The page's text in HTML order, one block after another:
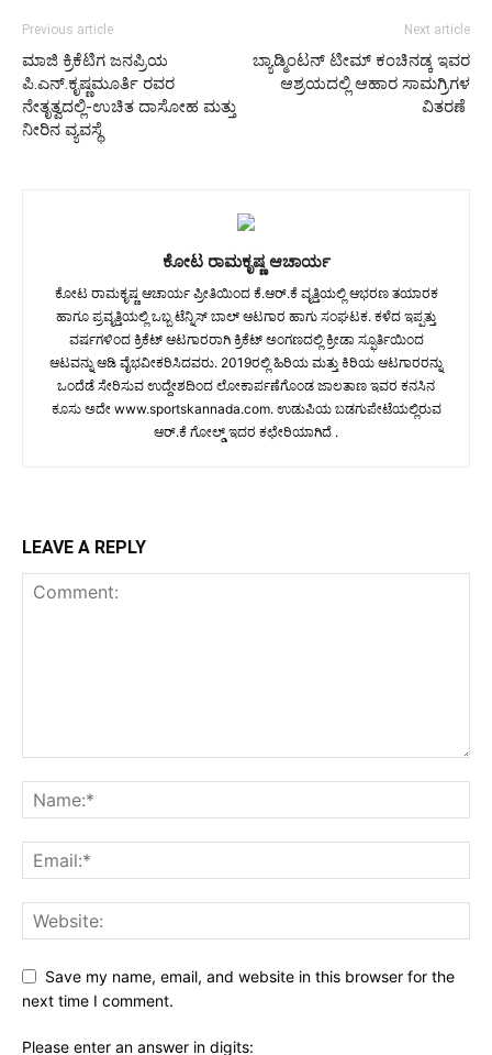
Previous article
ಮಾಜಿ ಕ್ರಿಕೆಟಿಗ ಜನಪ್ರಿಯ
ಪಿ‌.ಎನ್.ಕೃಷ್ಣಮೂರ್ತಿ ರವರ
ನೇತೃತ್ವದಲ್ಲಿ-ಉಚಿತ ದಾಸೋಹ ಮತ್ತು
ನೀರಿನ‌ ವ್ಯವಸ್ಥೆ
Next article
ಬ್ಯಾಡ್ಮಿಂಟನ್ ಟೀಮ್ ಕಂಚಿನಡ್ಕ ಇವರ
ಆಶ್ರಯದಲ್ಲಿ ಆಹಾರ ಸಾಮಗ್ರಿಗಳ
ವಿತರಣೆ
ಕೋಟ ರಾಮಕೃಷ್ಣ ಆಚಾರ್ಯ
ಕೋಟ ರಾಮಕೃಷ್ಣ ಆಚಾರ್ಯ ಪ್ರೀತಿಯಿಂದ ಕೆ.ಆರ್.ಕೆ ವೃತ್ತಿಯಲ್ಲಿ ಆಭರಣ ತಯಾರಕ
ಹಾಗೂ ಪ್ರವೃತ್ತಿಯಲ್ಲಿ ಒಬ್ಬ ಟೆನ್ನಿಸ್ ಬಾಲ್ ಆಟಗಾರ ಹಾಗು ಸಂಘಟಕ. ಕಳೆದ ಇಪ್ಪತ್ತು
ವರ್ಷಗಳಿಂದ ಕ್ರಿಕೆಟ್ ಆಟಗಾರರಾಗಿ ಕ್ರಿಕೆಟ್ ಅಂಗಣದಲ್ಲಿ ಕ್ರೀಡಾ ಸ್ಫೂರ್ತಿಯಿಂದ
ಆಟವನ್ನು ಆಡಿ ವೈಭವೀಕರಿಸಿದವರು. 2019ರಲ್ಲಿ ಹಿರಿಯ ಮತ್ತು ಕಿರಿಯ ಆಟಗಾರರನ್ನು
ಒಂದೆಡೆ ಸೇರಿಸುವ ಉದ್ದೇಶದಿಂದ ಲೋಕಾರ್ಪಣೆಗೊಂಡ ಜಾಲತಾಣ ಇವರ ಕನಸಿನ
ಕೂಸು ಅದೇ www.sportskannada.com. ಉಡುಪಿಯ ಬಡಗುಪೇಟೆಯಲ್ಲಿರುವ
ಆರ್.ಕೆ ಗೋಲ್ಡ್ ಇದರ ಕಛೇರಿಯಾಗಿದೆ .
LEAVE A REPLY
Save my name, email, and website in this browser for the
next time I comment.
Please enter an answer in digits: